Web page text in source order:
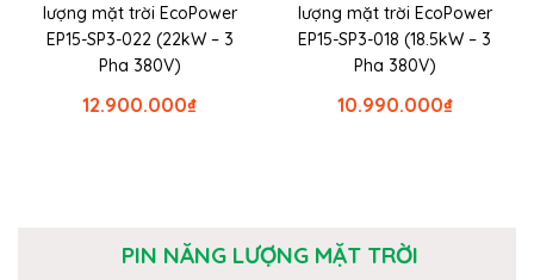
lượng mặt trời EcoPower
EP15-SP3-022 (22kW – 3
Pha 380V)
₫
12.900.000
lượng mặt trời EcoPower
EP15-SP3-018 (18.5kW – 3
Pha 380V)
₫
10.990.000
PIN NĂNG LƯỢNG MẶT TRỜI